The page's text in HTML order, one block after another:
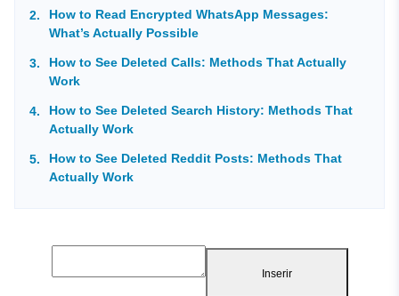
How to Read Encrypted WhatsApp Messages:
What’s Actually Possible
How to See Deleted Calls: Methods That Actually
Work
How to See Deleted Search History: Methods That
Actually Work
How to See Deleted Reddit Posts: Methods That
Actually Work
Inserir